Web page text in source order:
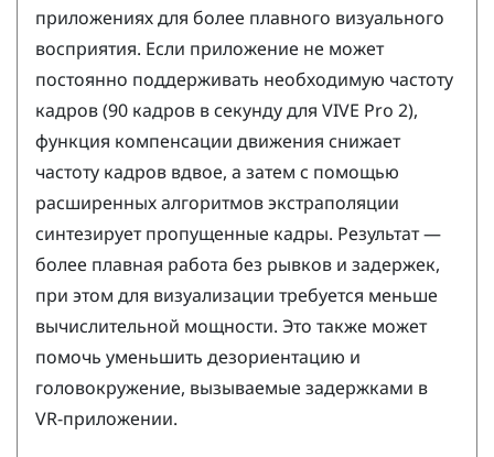
приложениях для более плавного визуального
восприятия. Если приложение не может
постоянно поддерживать необходимую частоту
кадров (90 кадров в секунду для VIVE Pro 2),
функция компенсации движения снижает
частоту кадров вдвое, а затем с помощью
расширенных алгоритмов экстраполяции
синтезирует пропущенные кадры. Результат —
более плавная работа без рывков и задержек,
при этом для визуализации требуется меньше
вычислительной мощности. Это также может
помочь уменьшить дезориентацию и
головокружение, вызываемые задержками в
VR-приложении.